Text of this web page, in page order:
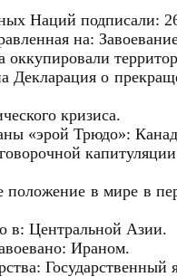
Наций подписали:
на:
оккупировали
Декларация о
кризиса.
«эрой Трюдо»:
в мире в
в: Центральной Азии.
Ираном.
Государственный